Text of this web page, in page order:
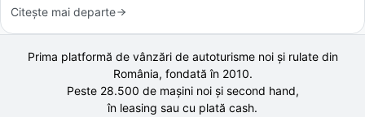
Citește mai departe
Prima platformă de vânzări de autoturisme noi și rulate din
România, fondată în 2010.
Peste 28.500 demașini noi și second hand,
în leasing sau cu plată cash.